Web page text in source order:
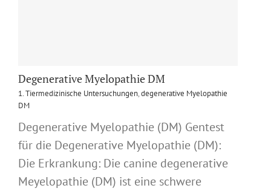
Degenerative Myelopathie DM
1. Tiermedizinische Untersuchungen,degenerative Myelopathie
DM
Degenerative Myelopathie (DM) Gentest
für die Degenerative Myelopathie (DM):
Die Erkrankung: Die canine degenerative
Meyelopathie (DM) ist eine schwere